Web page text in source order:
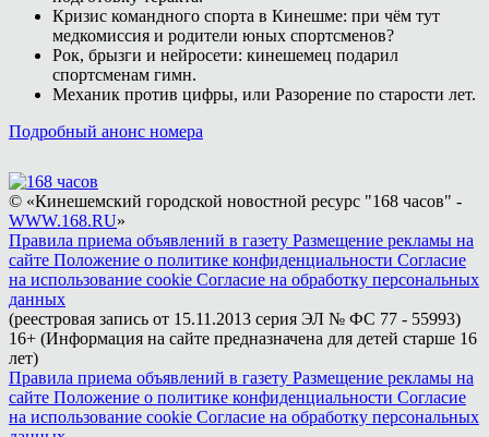
Кризис командного спорта в Кинешме: при чём тут
медкомиссия и родители юных спортсменов?
Рок, брызги и нейросети: кинешемец подарил
спортсменам гимн.
Механик против цифры, или Разорение по старости лет.
Подробный анонс номера
© «Кинешемский городской новостной ресурс "168 часов" -
WWW.168.RU»
Правила приема объявлений в газету Размещение рекламы на
сайте Положение о политике конфиденциальности Согласие
на использование cookie Согласие на обработку персональных
данных
(реестровая запись от 15.11.2013 серия ЭЛ № ФС 77 - 55993)
16+ (Информация на сайте предназначена для детей старше 16
лет)
Правила приема объявлений в газету Размещение рекламы на
сайте Положение о политике конфиденциальности Согласие
на использование cookie Согласие на обработку персональных